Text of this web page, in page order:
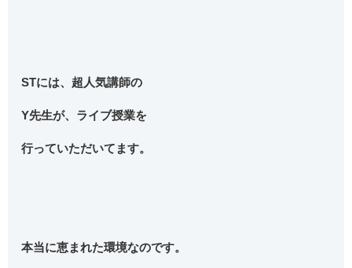
STには、超人気講師の
Y先生が、ライブ授業を
行っていただいてます。
本当に恵まれた環境なのです。